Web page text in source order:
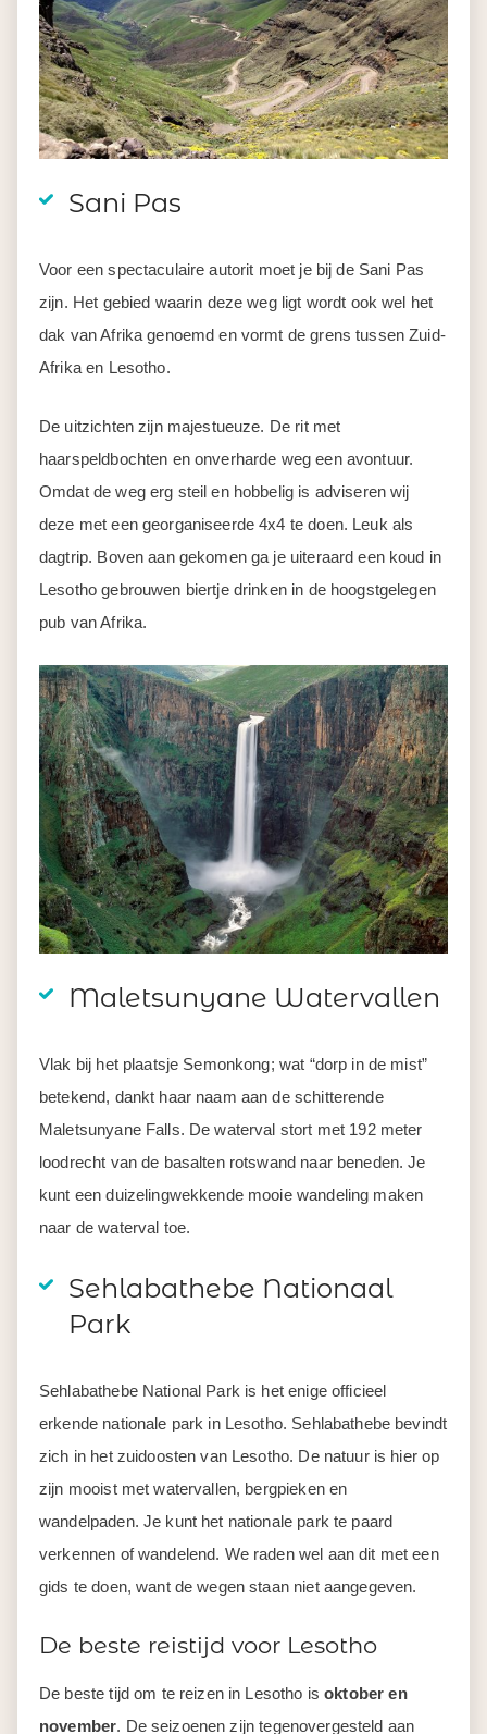
Sani Pas
Voor een spectaculaire autorit moet je bij de Sani Pas
zijn. Het gebied waarin deze weg ligt wordt ook wel het
dak van Afrika genoemd en vormt de grens tussen Zuid-
Afrika en Lesotho.
De uitzichten zijn majestueuze. De rit met
haarspeldbochten en onverharde weg een avontuur.
Omdat de weg erg steil en hobbelig is adviseren wij
deze met een georganiseerde 4x4 te doen. Leuk als
dagtrip. Boven aan gekomen ga je uiteraard een koud in
Lesotho gebrouwen biertje drinken in de hoogstgelegen
pub van Afrika.
Maletsunyane Watervallen
Vlak bij het plaatsje Semonkong; wat “dorp in de mist”
betekend, dankt haar naam aan de schitterende
Maletsunyane Falls. De waterval stort met 192 meter
loodrecht van de basalten rotswand naar beneden. Je
kunt een duizelingwekkende mooie wandeling maken
naar de waterval toe.
Sehlabathebe Nationaal
Park
Sehlabathebe National Park is het enige officieel
erkende nationale park in Lesotho. Sehlabathebe bevindt
zich in het zuidoosten van Lesotho. De natuur is hier op
zijn mooist met watervallen, bergpieken en
wandelpaden. Je kunt het nationale park te paard
verkennen of wandelend. We raden wel aan dit met een
gids te doen, want de wegen staan niet aangegeven.
De beste reistijd voor Lesotho
De beste tijd om te reizen in Lesotho isoktober en
november. De seizoenen zijn tegenovergesteld aan